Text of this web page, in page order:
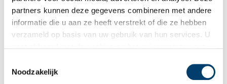
partners kunnen deze gegevens combineren met andere
informatie die u aan ze heeft verstrekt of die ze hebben
verzameld op basis van uw gebruik van hun services. U
Noodzakelijk
Vink dit aan als u op de hoogte gehouden wil worden.